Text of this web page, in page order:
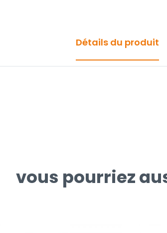
Détails du produit
vous pourriez